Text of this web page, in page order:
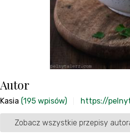
Autor
Kasia (195 wpisów) https://
Zobacz wszystkie przepisy